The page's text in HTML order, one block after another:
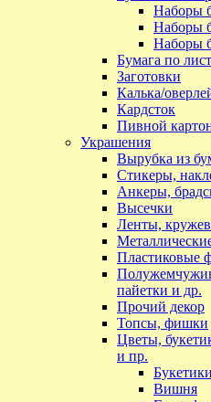
Наборы
Наборы
Наборы
Бумага по
Заготовки
Калька/
Кардсток
Пивной
Украшения
Вырубка из
Стикеры,
Анкеры,
Высечки
Ленты,
Пластиковые
пайетки и др.
Прочий декор
Топсы, фишки
Цветы,
и пр.
Вишня